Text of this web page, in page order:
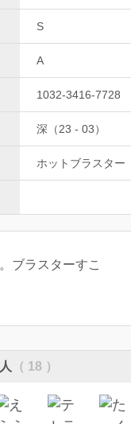
S
A
1032-3416-7728
深（23 - 03）
ホットブラスター
ブラスターすこ
（ 18 ）